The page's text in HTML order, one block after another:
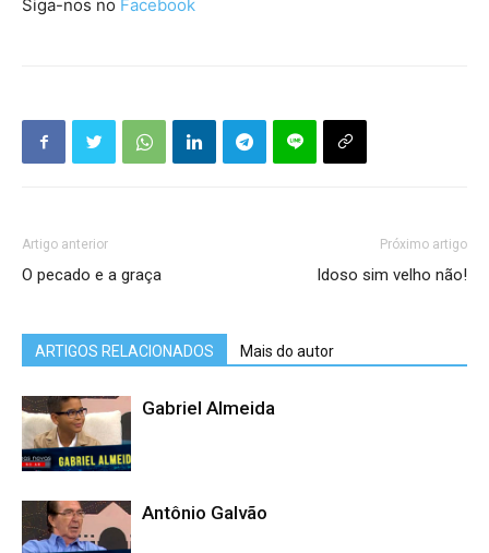
Siga-nos no Facebook
Artigo anterior
O pecado e a graça
Próximo artigo
Idoso sim velho não!
ARTIGOS RELACIONADOS Mais do autor
Gabriel Almeida
Antônio Galvão